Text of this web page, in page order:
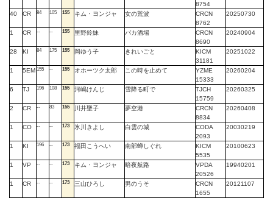
8754
40 CR 84 105 155 キム・ヨンジャ 女の荒波
CRCN
8762
20250730
1 CR -- -- 155 里野鈴妹 バカ酒場
CRCN
8690
20240904
28 KI 84 175 155 岡ゆう子 きれいごと
KICM
31181
20251022
1 5EM 155 -- 155 オホーツク太郎 この時を止めて
YZME
15333
20260204
6 TJ 196 108 155 河嶋けんじ 雪降る町で
TJCH
15759
20260325
2 CR -- 83 155 川井聖子 夢空港
CRCN
8834
20260408
1 CO -- -- 173 氷川きよし 白雲の城
CODA
2093
20030219
1 KI 196 -- 173 福田こうへい 南部蝉しぐれ
KICM
5535
20100623
1 VP -- -- 173 キム・ヨンジャ 暗夜航路
VPDA
20526
19940201
1 CR -- -- 173 三山ひろし 男のうそ
CRCN
1655
20121107